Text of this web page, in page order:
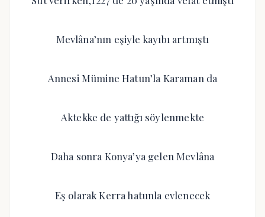
Mevlâna’nın eşiyle kayıbı artmıştı
Annesi Mümine Hatun’la Karaman da
Aktekke de yattığı söylenmekte
Daha sonra Konya’ya gelen Mevlâna
Eş olarak Kerra hatunla evlenecek